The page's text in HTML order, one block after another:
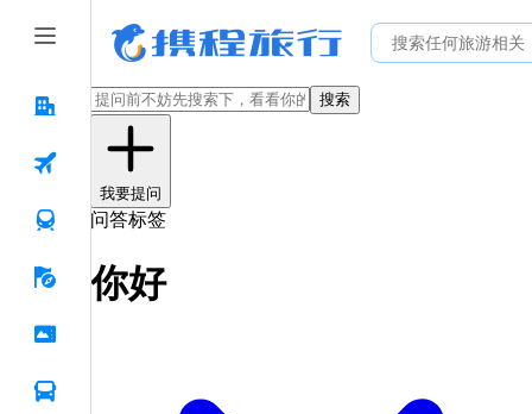
搜索
我要提问
问答标签
你好